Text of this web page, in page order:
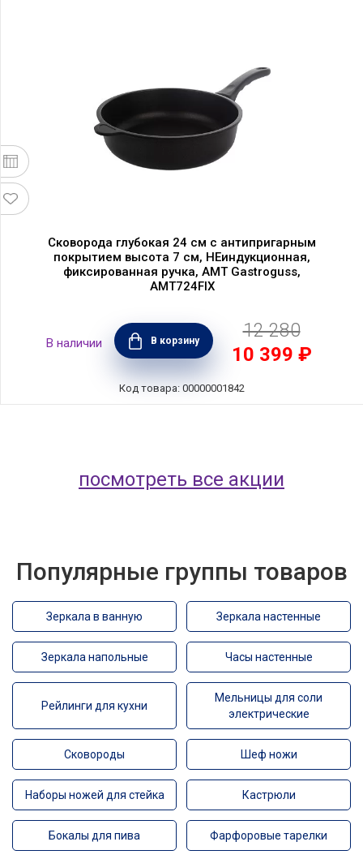
Сковорода глубокая 24 см с антипригарным
покрытием высота 7 см, НЕиндукционная,
фиксированная ручка, AMT Gastroguss,
AMT724FIX
В наличии В корзину 12 280
10 399 ₽
Код товара: 00000001842
посмотреть все акции
Популярные группы товаров
Зеркала в ванную Зеркала настенные
Зеркала напольные Часы настенные
Рейлинги для кухни
Мельницы для соли
электрические
Сковороды Шеф ножи
Наборы ножей для стейка Кастрюли
Бокалы для пива Фарфоровые тарелки